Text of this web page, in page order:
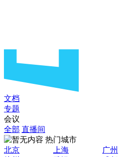
文档
专题
会议
全部 直播间
热门城市
北京
上海 广州